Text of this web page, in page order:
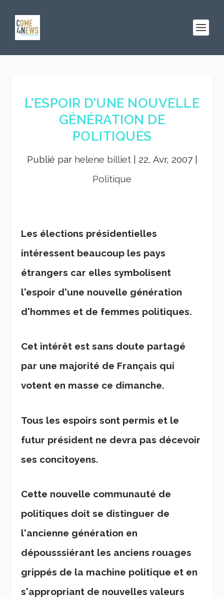
L’ESPOIR D’UNE NOUVELLE
GÉNÉRATION DE
POLITIQUES
Publié par helene billiet| 22, Avr, 2007|
Politique
Les élections présidentielles
intéressent beaucoup les pays
étrangers car elles symbolisent
l'espoir d'une nouvelle génération
d'hommes et de femmes politiques.
Cet intérêt est sans doute partagé
par une majorité de Français qui
votent en masse ce dimanche.
Tous les espoirs sont permis et le
futur président ne devra pas décevoir
ses concitoyens.
Cette nouvelle communauté de
politiques doit se distinguer de
l'ancienne génération en
dépousssiérant les anciens rouages
grippés de la machine politique et en
s'appropriant de nouvelles valeurs